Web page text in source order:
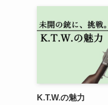
K.T.W.の魅力